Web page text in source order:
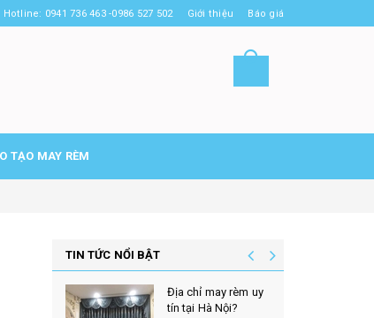
Hotline: 0941 736 463 -0986 527 502 Giới thiệu Báo giá
TẠO MAY RÈM
TIN TỨC NỔI BẬT
Địa chỉ may rèm uy
tín tại Hà Nội?